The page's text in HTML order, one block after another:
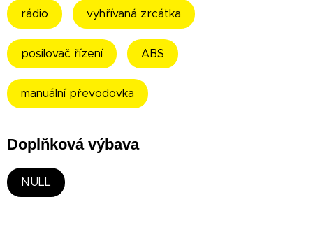
rádio vyhřívaná zrcátka
posilovač řízení ABS
manuální převodovka
Doplňková výbava
NULL